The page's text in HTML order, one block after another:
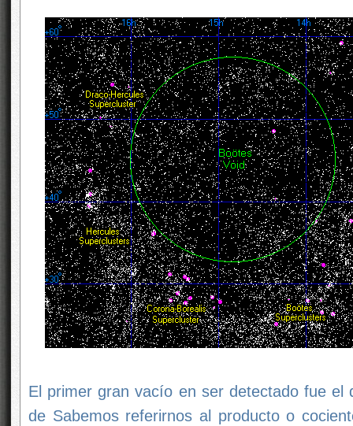
El primer gran vacío en ser detectado fue el
de Sabemos referirnos al producto o